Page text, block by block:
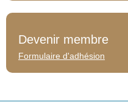
Devenir membre
Formulaire d'adhésion